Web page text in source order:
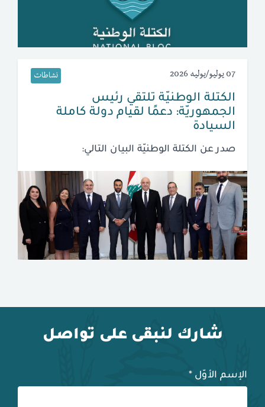
07 يوليو/يوليه 2026 نشاطات
الكتلة الوطنيّة تلتقي رئيس
الجمهوريّة: دعمًا لقيام دولة كاملة
السيادة
صدر عن الكتلة الوطنيّة البيان التالي:
شارك لنبقى على تواصل
الإسم الأوّل *